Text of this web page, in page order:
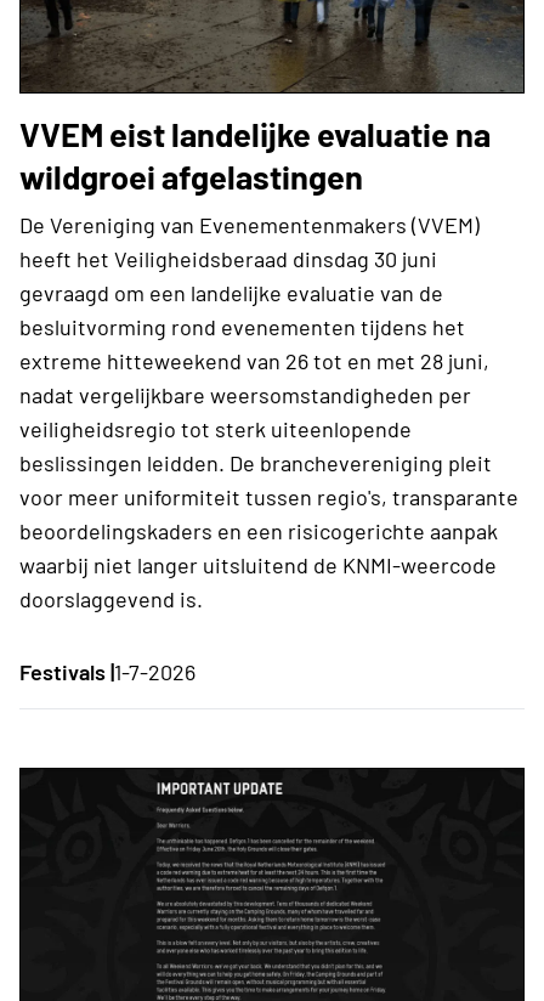
VVEM eist landelijke evaluatie na
wildgroei afgelastingen
De Vereniging van Evenementenmakers (VVEM)
heeft het Veiligheidsberaad dinsdag 30 juni
gevraagd om een landelijke evaluatie van de
besluitvorming rond evenementen tijdens het
extreme hitteweekend van 26 tot en met 28 juni,
nadat vergelijkbare weersomstandigheden per
veiligheidsregio tot sterk uiteenlopende
beslissingen leidden. De branchevereniging pleit
voor meer uniformiteit tussen regio's, transparante
beoordelingskaders en een risicogerichte aanpak
waarbij niet langer uitsluitend de KNMI-weercode
doorslaggevend is.
Festivals |1-7-2026